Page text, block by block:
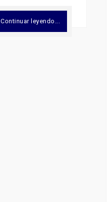
Continuar leyendo...